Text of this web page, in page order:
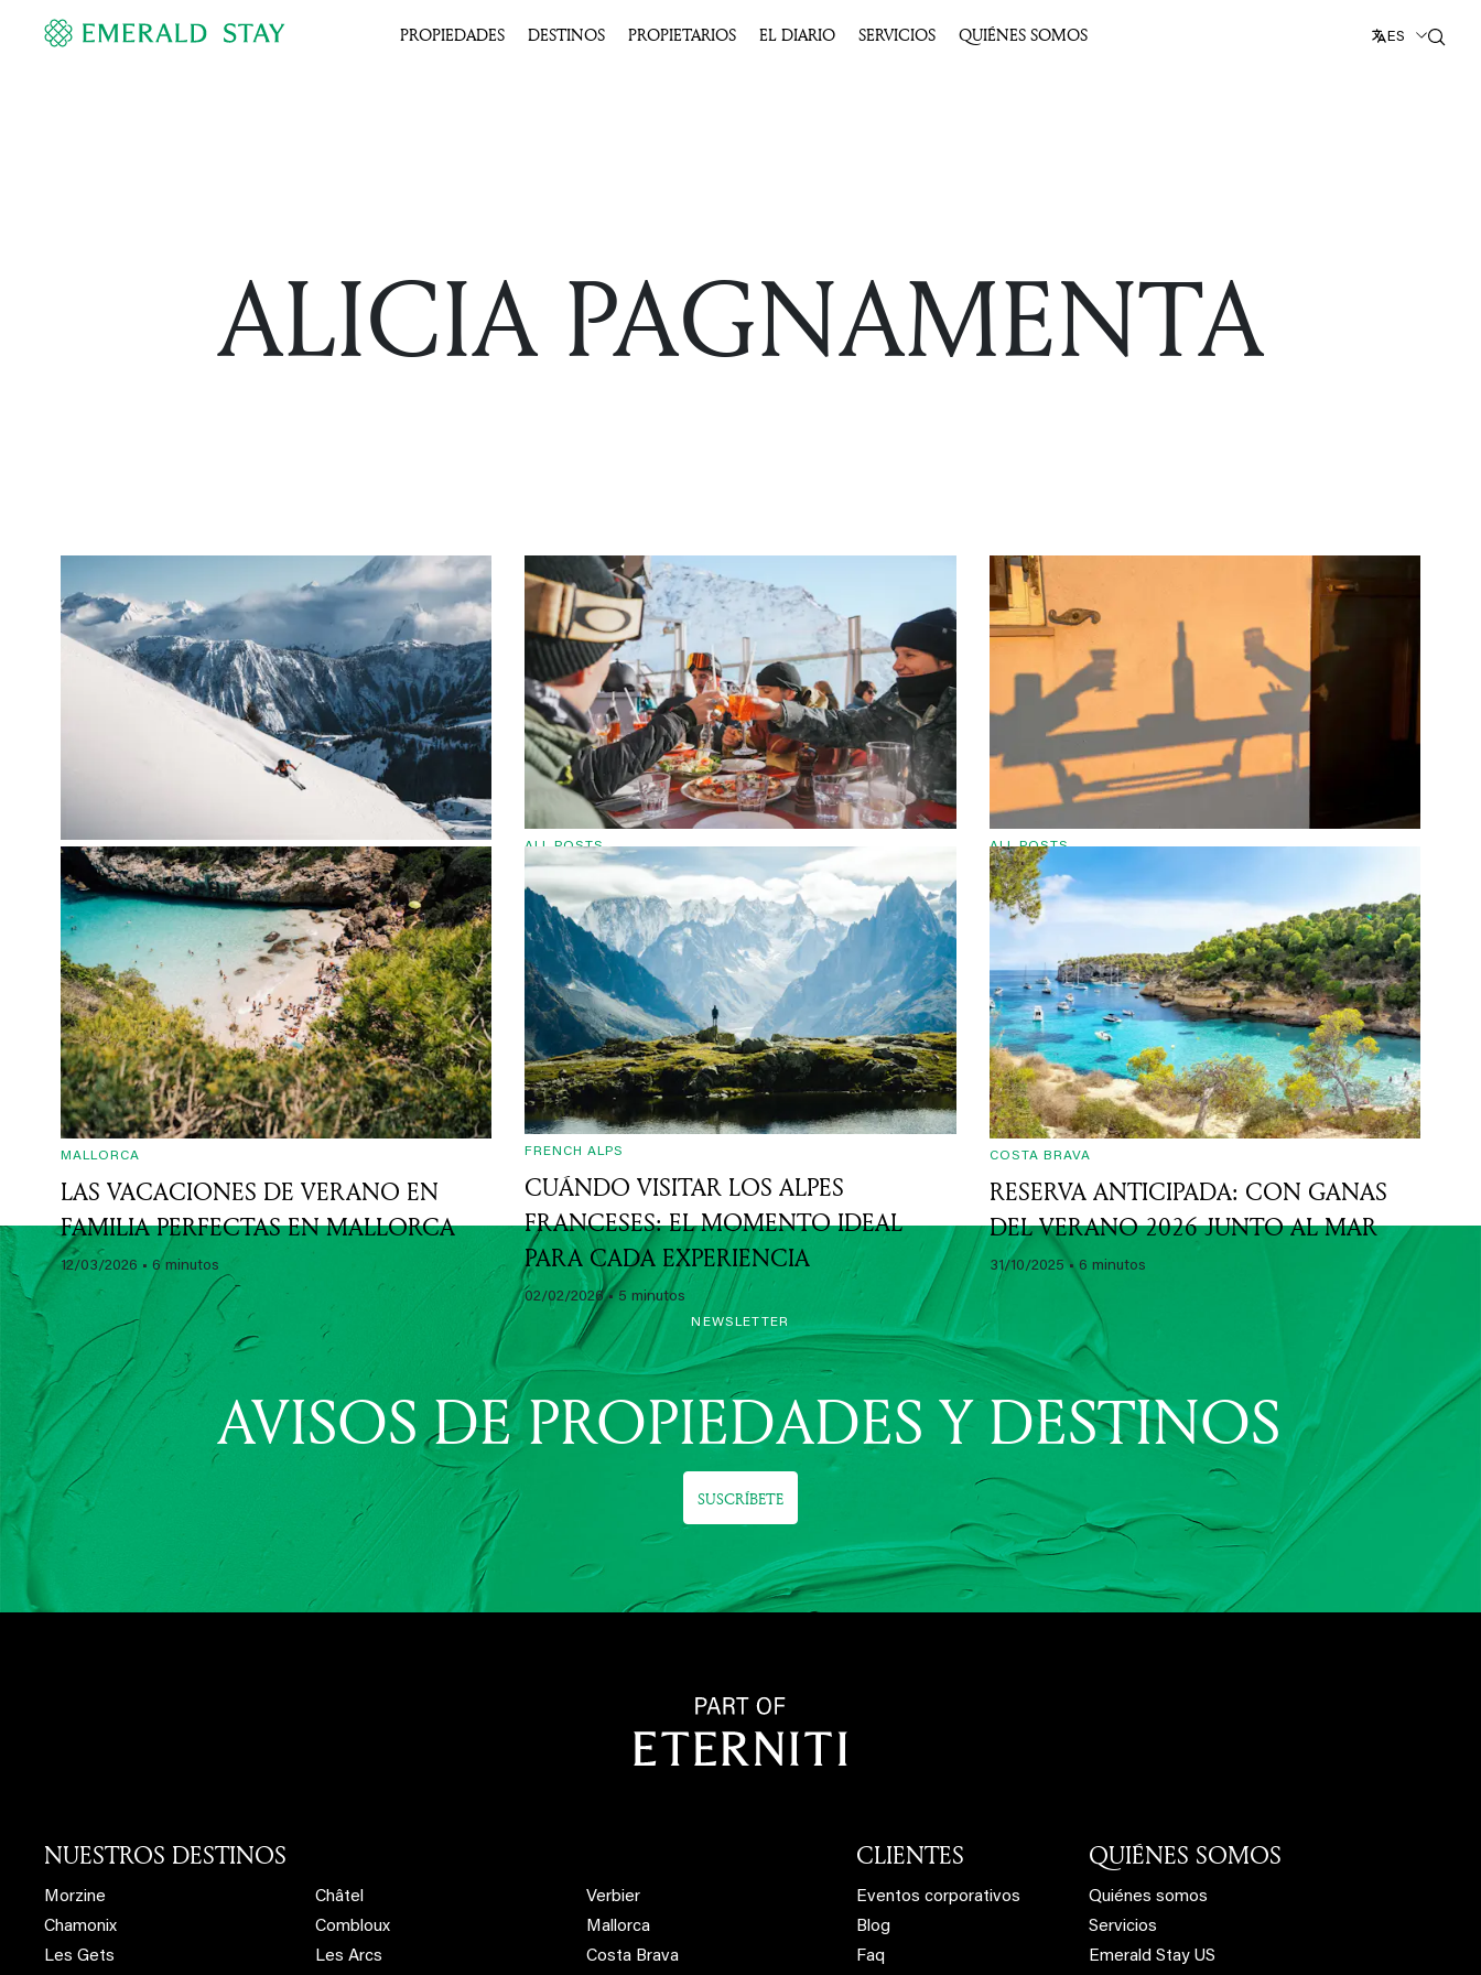
ES
PROPIEDADES DESTINOS PROPIETARIOS EL DIARIO SERVICIOS QUIÉNES SOMOS
ALICIA PAGNAMENTA
ALL POSTS
TEMPORADA DE ESQUÍ 26/27: ESOS
PEQUEÑOS MOMENTOS QUE YA
ESTAMOS ESPERANDO
20/07/2026• 5 minutos
ALL POSTS
​ATARDECER CON EMERALD STAY:
APRÈS-SKI DE LOS ALPES FRANCESES A
VERBIER
05/06/2026• 6 minutos
ALL POSTS
ATARDECER CON EMERALD STAY:
VERMUT Y VINO ENTRE LA COSTA
BRAVA Y MALLORCA
08/05/2026• 5 minutos
MALLORCA
LAS VACACIONES DE VERANO EN
FAMILIA PERFECTAS EN MALLORCA
12/03/2026 • 6 minutos
FRENCH ALPS
CUÁNDO VISITAR LOS ALPES
FRANCESES: EL MOMENTO IDEAL
PARA CADA EXPERIENCIA
02/02/2026• 5 minutos
COSTA BRAVA
RESERVA ANTICIPADA: CON GANAS
DEL VERANO 2026 JUNTO AL MAR
31/10/2025 • 6 minutos
NEWSLETTER
AVISOS DE PROPIEDADES Y DESTINOS
SUSCRÍBETE
NUESTROS DESTINOS
Morzine
Chamonix
Les Gets
Châtel
Combloux
Les Arcs
Verbier
Mallorca
Costa Brava
CLIENTES
Eventos corporativos
Blog
Faq
QUIÉNES SOMOS
Quiénes somos
Servicios
Emerald Stay US